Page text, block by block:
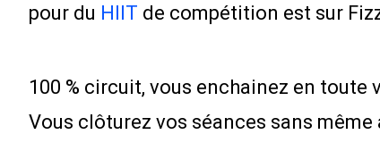
pour du HIIT de compétition est sur
100 % circuit, vous enchainez en
Vous clôturez vos séances sans même